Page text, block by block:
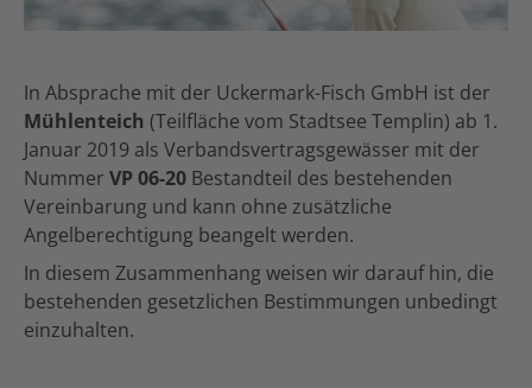
In Absprache mit der Uckermark-Fisch GmbH ist der
Mühlenteich (Teilfläche vom Stadtsee Templin) ab 1.
Januar 2019 als Verbandsvertragsgewässer mit der
Nummer VP 06-20 Bestandteil des bestehenden
Vereinbarung und kann ohne zusätzliche
Angelberechtigung beangelt werden.
In diesem Zusammenhang weisen wir darauf hin, die
bestehenden gesetzlichen Bestimmungen unbedingt
einzuhalten.